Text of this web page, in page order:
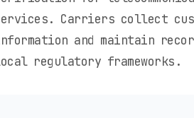
Carriers collect
and maintain
regulatory frameworks.